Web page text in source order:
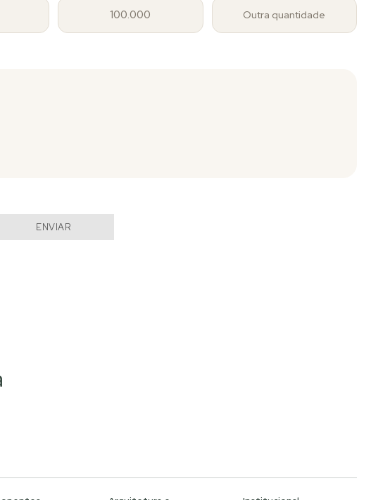
100.000 Outra quantidade
ENVIAR